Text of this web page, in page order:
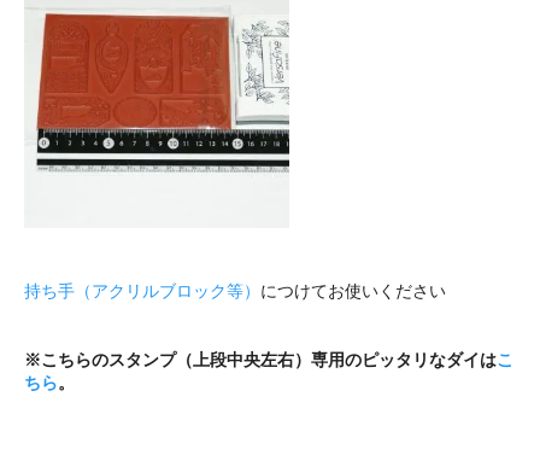
持ち手（アクリルブロック等） につけてお使いください
※こちらのスタンプ（上段中央左右）専用のピッタリなダイはこ
ちら。